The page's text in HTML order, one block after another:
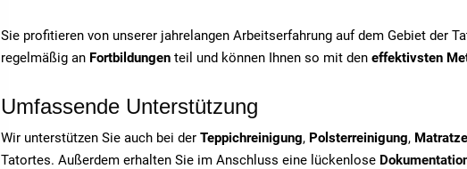
Sie profitieren von unserer jahrelangen Arbeitserfahrung auf dem Gebiet der
regelmäßig an Fortbildungen teil und können Ihnen so mit den effektivsten
Umfassende Unterstützung
Wir unterstützen Sie auch bei der Teppichreinigung, Polsterreinigung,
Tatortes. Außerdem erhalten Sie im Anschluss eine lückenlose